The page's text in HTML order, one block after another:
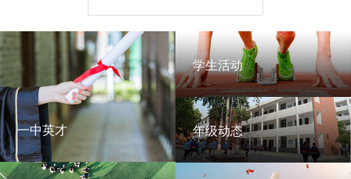
一中英才
学生活动
学生活动
年级动态